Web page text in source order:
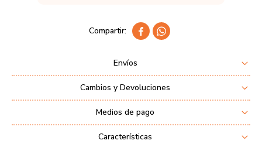
 
Envíos
Cambios y Devoluciones
Medios de pago
Características